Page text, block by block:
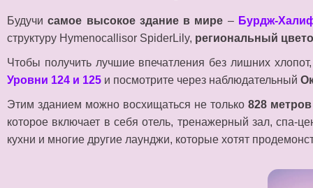
Будучисамое высокое здание в мире – Бурдж-
структуру Hymenocallisor SpiderLily, региональный
Чтобы получить лучшие впечатления без лишних
Уровни 124 и 125 и посмотрите через наблюдательный
Этим зданием можно восхищаться не только 828
которое включает в себя отель, тренажерный зал, спа-
кухни и многие другие лаунджи, которые хотят